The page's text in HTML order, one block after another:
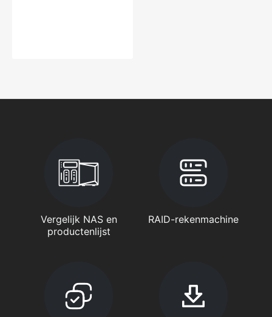
Vergelijk NAS en
productenlijst
RAID-rekenmachine